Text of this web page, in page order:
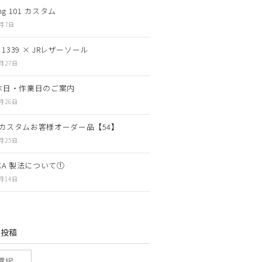
101 カスタム
7日
1339 × JRレザーソール
27日
日・作業日のご案内
26日
スタムお客様オーダー品【54】
25日
製法について①
14日
稿